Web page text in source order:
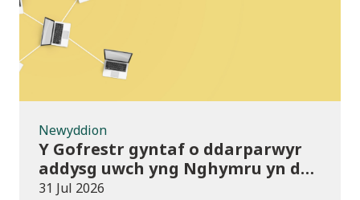
Newyddion
Y Gofrestr gyntaf o ddarparwyr
addysg uwch yng Nghymru yn dod
i rym
31 Jul 2026